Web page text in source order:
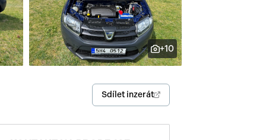
+10
Sdílet inzerát